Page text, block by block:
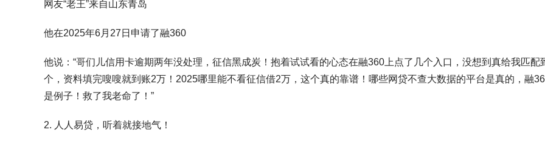
网友“老王”来自山东青岛
他在2025年6月27日申请了融360
他说：“哥们儿信用卡逾期两年没处理，征信黑成炭！抱着试试看的心态在融360上点了几个入口，没想到真给我匹配
个，资料填完嗖嗖就到账2万！2025哪里能不看征信借2万，这个真的靠谱！哪些网贷不查大数据的平台是真的，融
是例子！救了我老命了！”
2. 人人易贷，听着就接地气！